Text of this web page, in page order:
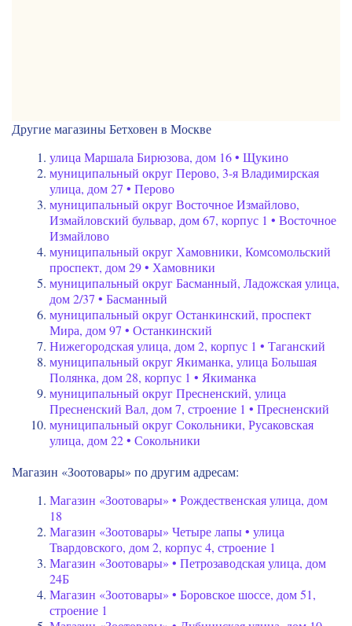
Другие магазины Бетховен в Москве
улица Маршала Бирюзова, дом 16 • Щукино
муниципальный округ Перово, 3-я Владимирская
улица, дом 27 • Перово
муниципальный округ Восточное Измайлово,
Измайловский бульвар, дом 67, корпус 1 • Восточное
Измайлово
муниципальный округ Хамовники, Комсомольский
проспект, дом 29 • Хамовники
муниципальный округ Басманный, Ладожская улица,
дом 2/37 • Басманный
муниципальный округ Останкинский, проспект
Мира, дом 97 • Останкинский
Нижегородская улица, дом 2, корпус 1 • Таганский
муниципальный округ Якиманка, улица Большая
Полянка, дом 28, корпус 1 • Якиманка
муниципальный округ Пресненский, улица
Пресненский Вал, дом 7, строение 1 • Пресненский
муниципальный округ Сокольники, Русаковская
улица, дом 22 • Сокольники
Магазин «Зоотовары» по другим адресам:
Магазин «Зоотовары» • Рождественская улица, дом
18
Магазин «Зоотовары» Четыре лапы • улица
Твардовского, дом 2, корпус 4, строение 1
Магазин «Зоотовары» • Петрозаводская улица, дом
24Б
Магазин «Зоотовары» • Боровское шоссе, дом 51,
строение 1